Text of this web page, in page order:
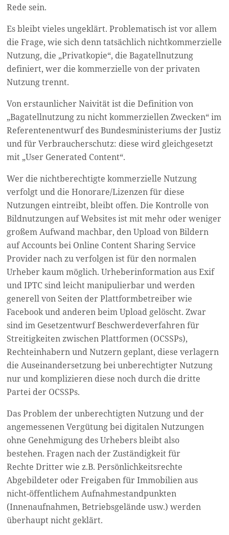
Rede sein.
Es bleibt vieles ungeklärt. Problematisch ist vor allem
die Frage, wie sich denn tatsächlich nichtkommerzielle
Nutzung, die „Privatkopie“, die Bagatellnutzung
definiert, wer die kommerzielle von der privaten
Nutzung trennt.
Von erstaunlicher Naivität ist die Definition von
„Bagatellnutzung zu nicht kommerziellen Zwecken“ im
Referentenentwurf des Bundesministeriums der Justiz
und für Verbraucherschutz: diese wird gleichgesetzt
mit „User Generated Content“.
Wer die nichtberechtigte kommerzielle Nutzung
verfolgt und die Honorare/Lizenzen für diese
Nutzungen eintreibt, bleibt offen. Die Kontrolle von
Bildnutzungen auf Websites ist mit mehr oder weniger
großem Aufwand machbar, den Upload von Bildern
auf Accounts bei Online Content Sharing Service
Provider nach zu verfolgen ist für den normalen
Urheber kaum möglich. Urheberinformation aus Exif
und IPTC sind leicht manipulierbar und werden
generell von Seiten der Plattformbetreiber wie
Facebook und anderen beim Upload gelöscht. Zwar
sind im Gesetzentwurf Beschwerdeverfahren für
Streitigkeiten zwischen Plattformen (OCSSPs),
Rechteinhabern und Nutzern geplant, diese verlagern
die Auseinandersetzung bei unberechtigter Nutzung
nur und komplizieren diese noch durch die dritte
Partei der OCSSPs.
Das Problem der unberechtigten Nutzung und der
angemessenen Vergütung bei digitalen Nutzungen
ohne Genehmigung des Urhebers bleibt also
bestehen. Fragen nach der Zuständigkeit für
RechteDritter wie z.B. Persönlichkeitsrechte
Abgebildeter oder Freigaben für Immobilien aus
nicht-öffentlichem Aufnahmestandpunkten
(Innenaufnahmen, Betriebsgelände usw.) werden
überhaupt nicht geklärt.